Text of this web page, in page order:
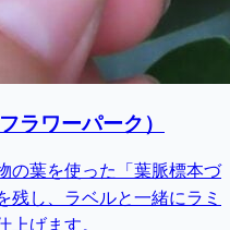
ラワーパーク）
の葉を使った「葉脈標本づ
残し、ラベルと一緒にラミ
上げます。